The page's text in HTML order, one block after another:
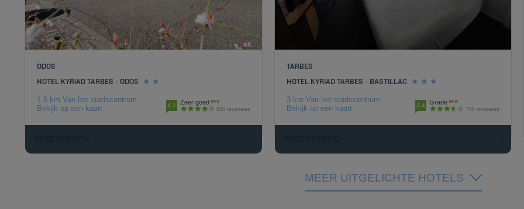
ODOS
HOTEL KYRIAD TARBES - ODOS
1.6 km Van het stadscentrum
Bekijk op een kaart
4.2 Zeer goed
850 recensies
TARBES
HOTEL KYRIAD TARBES - BASTILLAC
3 km Van het stadscentrum
Bekijk op een kaart
3.4 Grade
755 recensies
MEER UITGELICHTE HOTELS